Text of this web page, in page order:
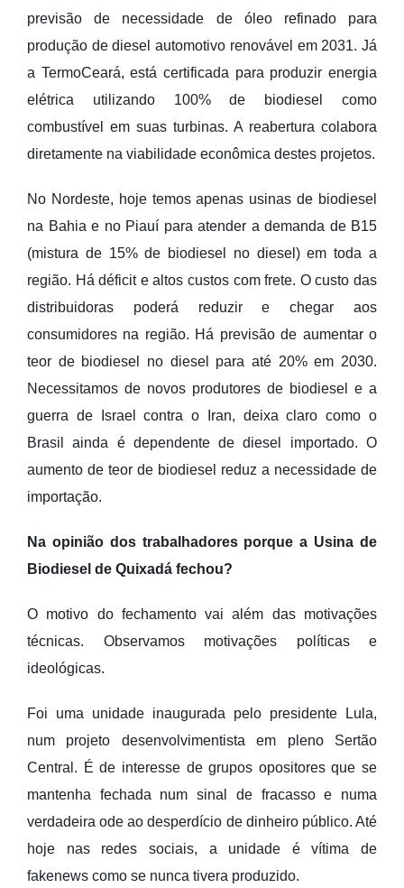
previsão de necessidade de óleo refinado para
produção de diesel automotivo renovável em 2031. Já
a TermoCeará, está certificada para produzir energia
elétrica utilizando 100% de biodiesel como
combustível em suas turbinas. A reabertura colabora
diretamente na viabilidade econômica destes projetos.
No Nordeste, hoje temos apenas usinas de biodiesel
na Bahia e no Piauí para atender a demanda de B15
(mistura de 15% de biodiesel no diesel) em toda a
região. Há déficit e altos custos com frete. O custo das
distribuidoras poderá reduzir e chegar aos
consumidores na região. Há previsão de aumentar o
teor de biodiesel no diesel para até 20% em 2030.
Necessitamos de novos produtores de biodiesel e a
guerra de Israel contra o Iran, deixa claro como o
Brasil ainda é dependente de diesel importado. O
aumento de teor de biodiesel reduz a necessidade de
importação.
Na opinião dos trabalhadores porque a Usina de
Biodiesel de Quixadá fechou?
O motivo do fechamento vai além das motivações
técnicas. Observamos motivações políticas e
ideológicas.
Foi uma unidade inaugurada pelo presidente Lula,
num projeto desenvolvimentista em pleno Sertão
Central. É de interesse de grupos opositores que se
mantenha fechada num sinal de fracasso e numa
verdadeira ode ao desperdício de dinheiro público. Até
hoje nas redes sociais, a unidade é vítima de
fakenews como se nunca tivera produzido.